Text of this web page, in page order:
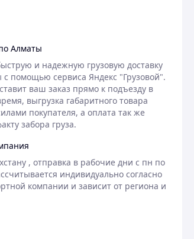
Алматы
и надежную грузовую доставку
с помощью сервиса Яндекс "Грузовой".
ваш заказ прямо к подъезду в
выгрузка габаритного товара
покупателя, а оплата так же
забора груза.
, отправка в рабочие дни с пн по
индивидуально согласно
компании и зависит от региона и